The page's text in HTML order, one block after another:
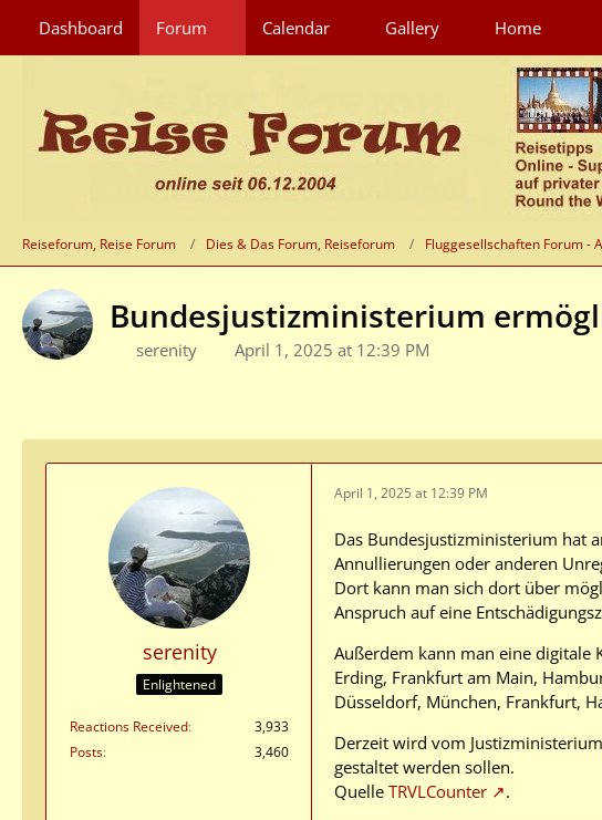
Dashboard Forum Calendar Gallery Home
Reiseforum, Reise Forum Dies & Das Forum, Reiseforum Fluggesellschaften Forum -
Bundesjustizministerium
serenity April 1, 2025 at 12:39 PM
serenity
Enlightened
Reactions Received
3,933
Posts
3,460
April 1, 2025 at 12:39 PM
Das Bundesjustizministerium hat
Annullierungen oder anderen
Dort kann man sich dort über
Anspruch auf eine
Außerdem kann man eine digitale
Erding, Frankfurt am Main,
Düsseldorf, München, Frankfurt,
Derzeit wird vom
gestaltet werden sollen.
Quelle TRVLCounter .